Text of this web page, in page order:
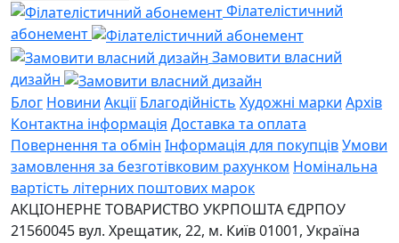
Філателістичний
абонемент
Замовити власний
дизайн
Блог Новини Акції Благодійність Художні марки Архів
Контактна інформація Доставка та оплата
Повернення та обмін Інформація для покупцівУмови
замовлення за безготівковим рахунком Номінальна
вартість літерних поштових марок
АКЦІОНЕРНЕ ТОВАРИСТВО УКРПОШТА ЄДРПОУ
21560045 вул. Хрещатик, 22, м. Київ01001, Україна